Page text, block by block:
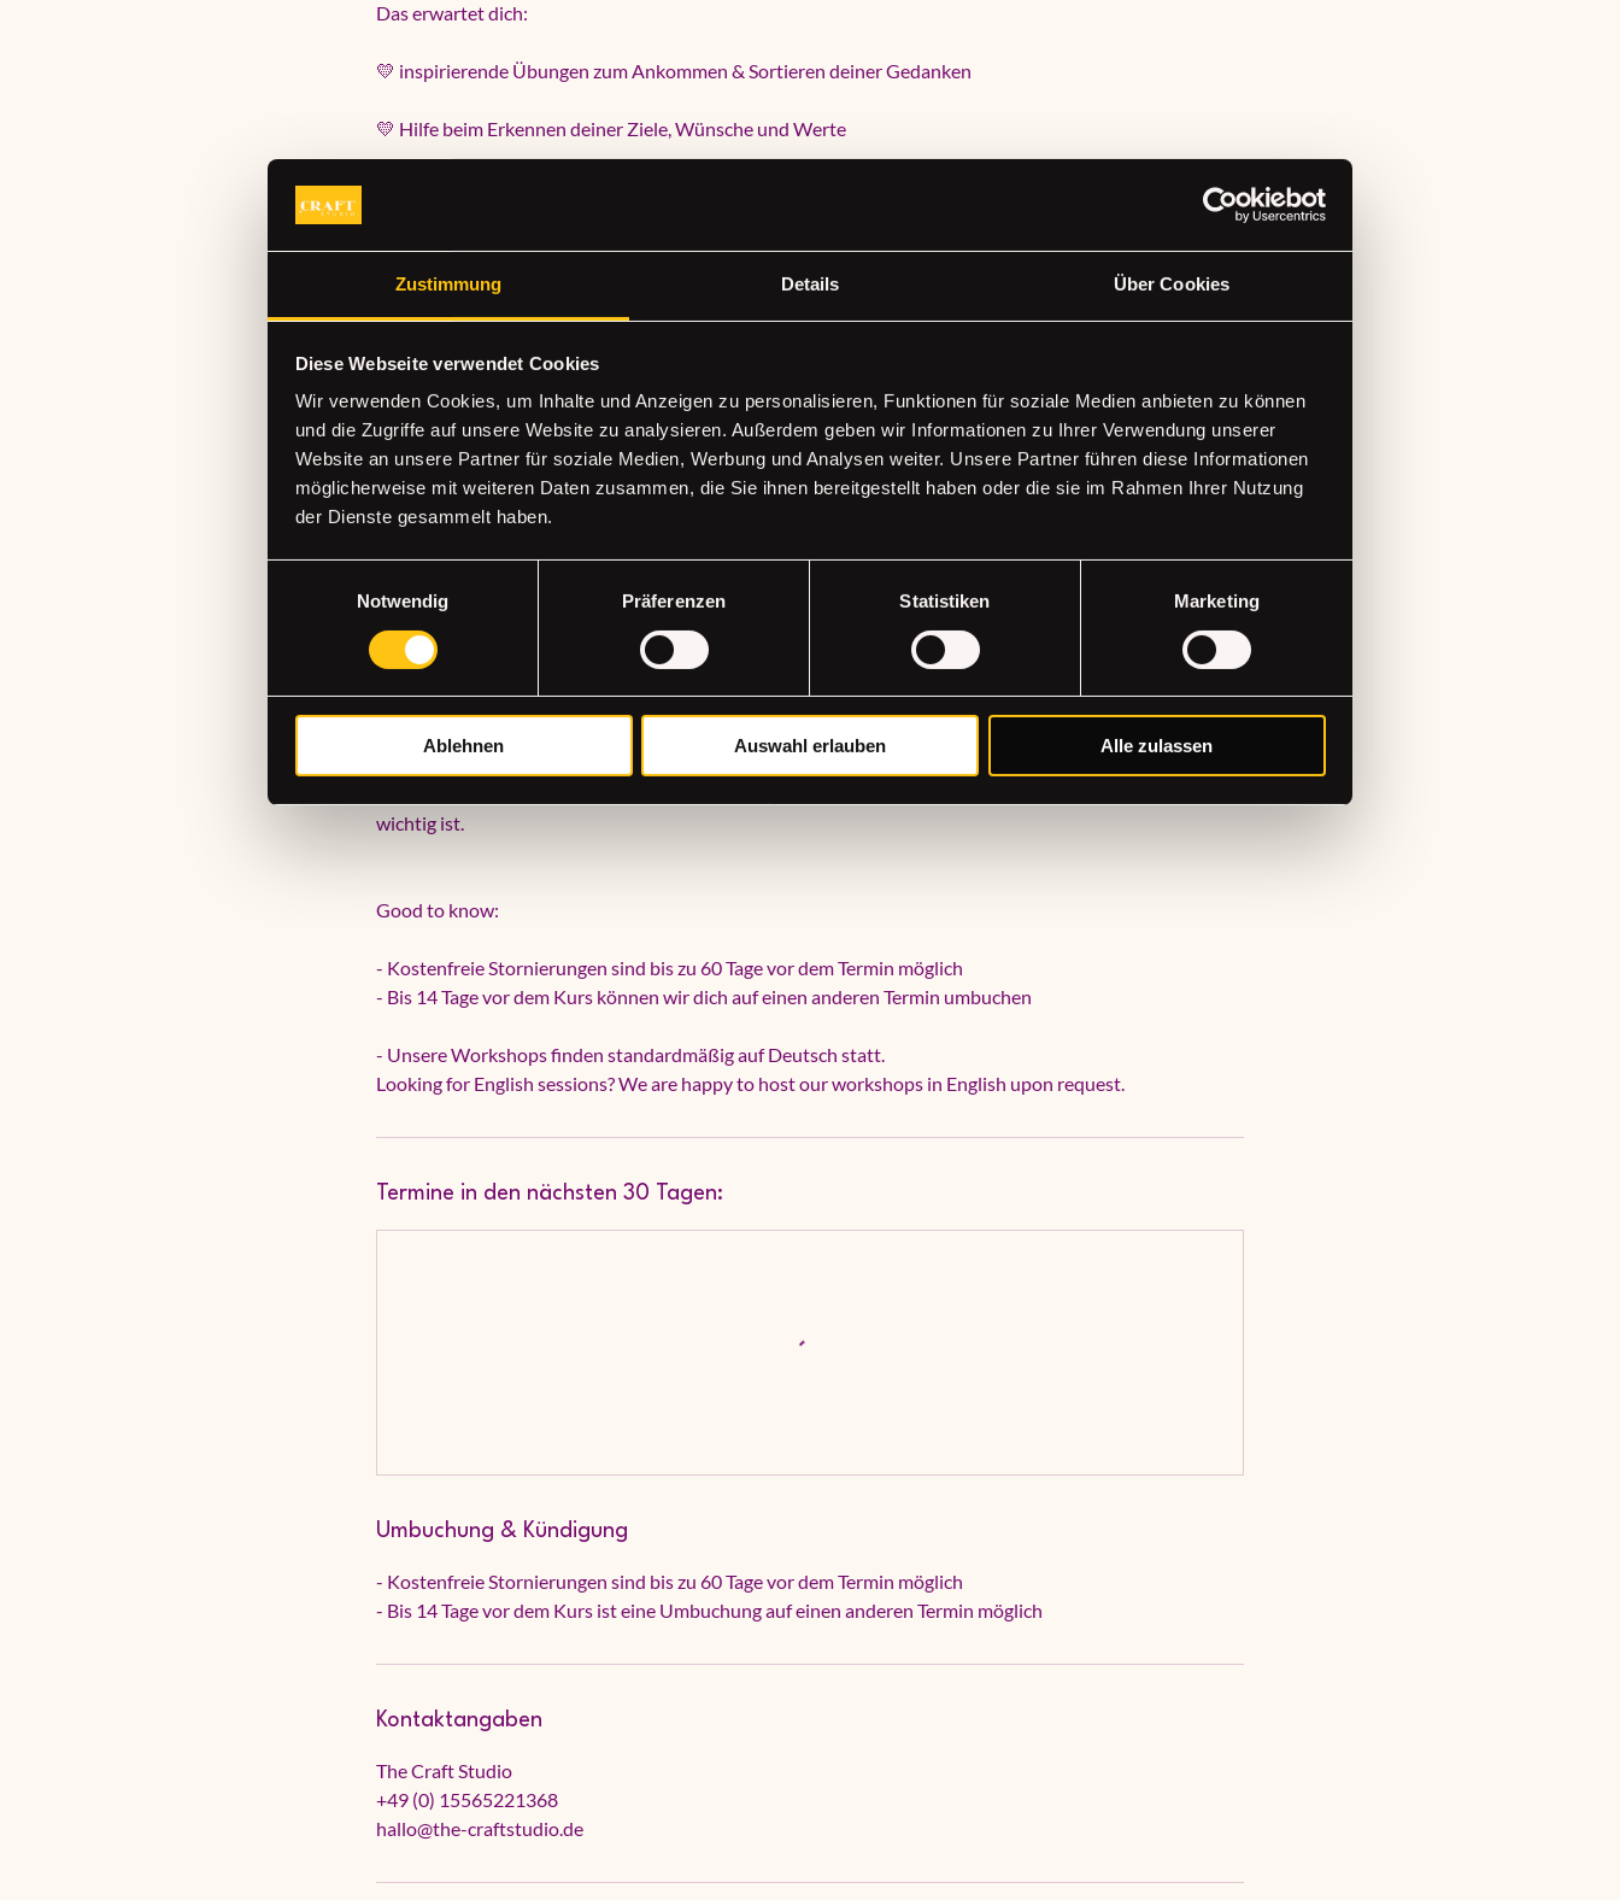
Zustimmung Details Über Cookies
Diese Webseite verwendet Cookies
Wir verwenden Cookies, um Inhalte und Anzeigen zu personalisieren, Funktionen für soziale Medien anbieten zu können
und die Zugriffe auf unsere Website zu analysieren. Außerdem geben wir Informationen zu Ihrer Verwendung unserer
Website an unsere Partner für soziale Medien, Werbung und Analysen weiter. Unsere Partner führen diese Informationen
möglicherweise mit weiteren Daten zusammen, die Sie ihnen bereitgestellt haben oder die sie im Rahmen Ihrer Nutzung
der Dienste gesammelt haben.
Notwendig
Präferenzen Statistiken Marketing
Ablehnen Auswahl erlauben Alle zulassen
Das erwartet dich:
💛 inspirierende Übungen zum Ankommen & Sortieren deiner Gedanken
💛 Hilfe beim Erkennen deiner Ziele, Wünsche und Werte
📷 Vorab-Service:
Schick uns bis zu 8 persönliche Bilder, die wir für dich alle auf einer A4 Seite ausdrucken. So ist noch Platz
für weitere Kreativität auf deinem Board.
WeTransfer: https://we.tl/r-oR0xY1Fnc8 mit dem Betreff „VisionBoard_VornameNachname“ und dem
Datum deines Workshops (mind. 3 Tage vorher).
📍 The Craft Studio. Eingang über den Stresemannplatz 4 via „The Code Agency / Coffee Brew“
🕒 Dauer: 3 Stunden
Für Menschen, die ihre Träume sichtbar machen, neu sortieren oder mutig erste Schritte gehen wollen.
wichtig ist.
Good to know:
- Kostenfreie Stornierungen sind bis zu 60 Tage vor dem Termin möglich
- Bis 14 Tage vor dem Kurs können wir dich auf einen anderen Termin umbuchen
- Unsere Workshops finden standardmäßig auf Deutsch statt.
Looking for English sessions? We are happy to host our workshops in English upon request.
Termine in den nächsten 30 Tagen:
Umbuchung & Kündigung
- Kostenfreie Stornierungen sind bis zu 60 Tage vor dem Termin möglich
- Bis 14 Tage vor dem Kurs ist eine Umbuchung auf einen anderen Termin möglich
Kontaktangaben
The Craft Studio
+49 (0) 15565221368
hallo@the-craftstudio.de